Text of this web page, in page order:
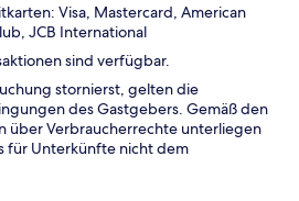
Visa, Mastercard, American
JCB International
sind verfügbar.
stornierst, gelten die
des Gastgebers. Gemäß den
über Verbraucherrechte unterliegen
für Unterkünfte nicht dem